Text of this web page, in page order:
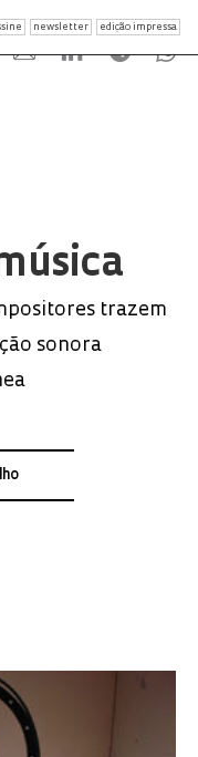
newsletter edição impressa
trazem
sonora